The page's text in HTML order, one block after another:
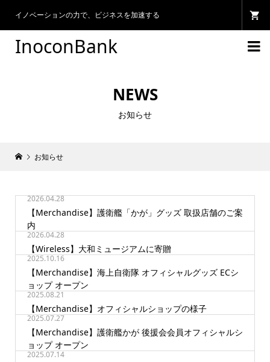
イノベーションの力で、ビジネスを加速する
InoconBank 
NEWS
お知らせ
お知らせ
2026.04.28
【Merchandise】護衛艦「かが」グッズ 取扱店舗のご案
内
2026.04.28
【Wireless】大和ミュージアムに寄贈
2025.10.16
【Merchandise】海上自衛隊 オフィシャルグッズ ECシ
ョップ オープン
2025.08.21
【Merchandise】オフィシャルショップの様子
2025.07.27
【Merchandise】護衛艦かが 後援会会員オフィシャルシ
ョップ オープン
2025.07.14